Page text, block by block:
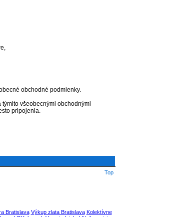
obchodné podmienky.
všeobecnými obchodnými
pripojenia.
Top
Bratislava Výkup zlata Bratislava Kolektívne